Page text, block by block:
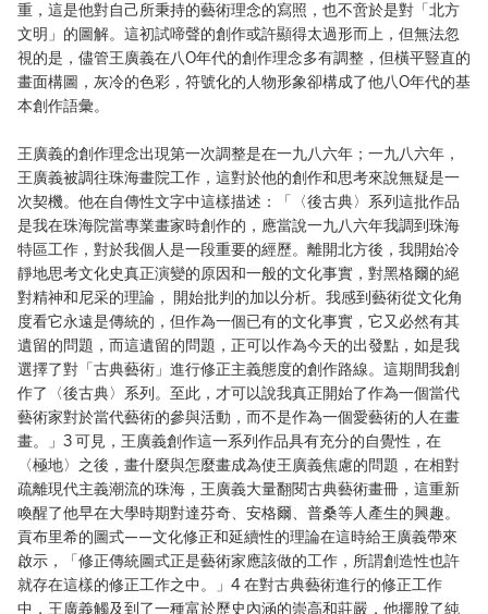
重，這是他對自己所秉持的藝術理念的寫照，也不啻於是對「北方
文明」的圖解。這初試啼聲的創作或許顯得太過形而上，但無法忽
視的是，儘管王廣義在八O年代的創作理念多有調整，但橫平豎直的
畫面構圖，灰冷的色彩，符號化的人物形象卻構成了他八O年代的基
本創作語彙。
王廣義的創作理念出現第一次調整是在一九八六年；一九八六年，
王廣義被調往珠海畫院工作，這對於他的創作和思考來說無疑是一
次契機。他在自傳性文字中這樣描述：「〈後古典〉系列這批作品
是我在珠海院當專業畫家時創作的，應當說一九八六年我調到珠海
特區工作，對於我個人是一段重要的經歷。離開北方後，我開始冷
靜地思考文化史真正演變的原因和一般的文化事實，對黑格爾的絕
對精神和尼采的理論， 開始批判的加以分析。我感到藝術從文化角
度看它永遠是傳統的，但作為一個已有的文化事實，它又必然有其
遺留的問題，而這遺留的問題，正可以作為今天的出發點，如是我
選擇了對「古典藝術」進行修正主義態度的創作路線。這期間我創
作了〈後古典〉系列。至此，才可以說我真正開始了作為一個當代
藝術家對於當代藝術的參與活動，而不是作為一個愛藝術的人在畫
畫。」3 可見，王廣義創作這一系列作品具有充分的自覺性，在
〈極地〉之後，畫什麼與怎麼畫成為使王廣義焦慮的問題，在相對
疏離現代主義潮流的珠海，王廣義大量翻閱古典藝術畫冊，這重新
喚醒了他早在大學時期對達芬奇、安格爾、普桑等人產生的興趣。
貢布里希的圖式——文化修正和延續性的理論在這時給王廣義帶來
啟示，「修正傳統圖式正是藝術家應該做的工作，所謂創造性也許
就存在這樣的修正工作之中。」4 在對古典藝術進行的修正工作
中，王廣義觸及到了一種富於歷史內涵的崇高和莊嚴，他擺脫了純